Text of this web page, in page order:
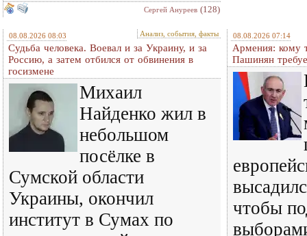
Сергей Ануреев (128)
08.08.2026 08:03 Анализ, события, факты
Судьба человека. Воевал и за Украину, и за
Россию, а затем отбился от обвинения в
госизмене
Михаил
Найденко жил в
небольшом
посёлке в
Сумской области
Украины, окончил
институт в Сумах по
08.08.2026 07:14
Армения: кому
Пашинян
чтобы